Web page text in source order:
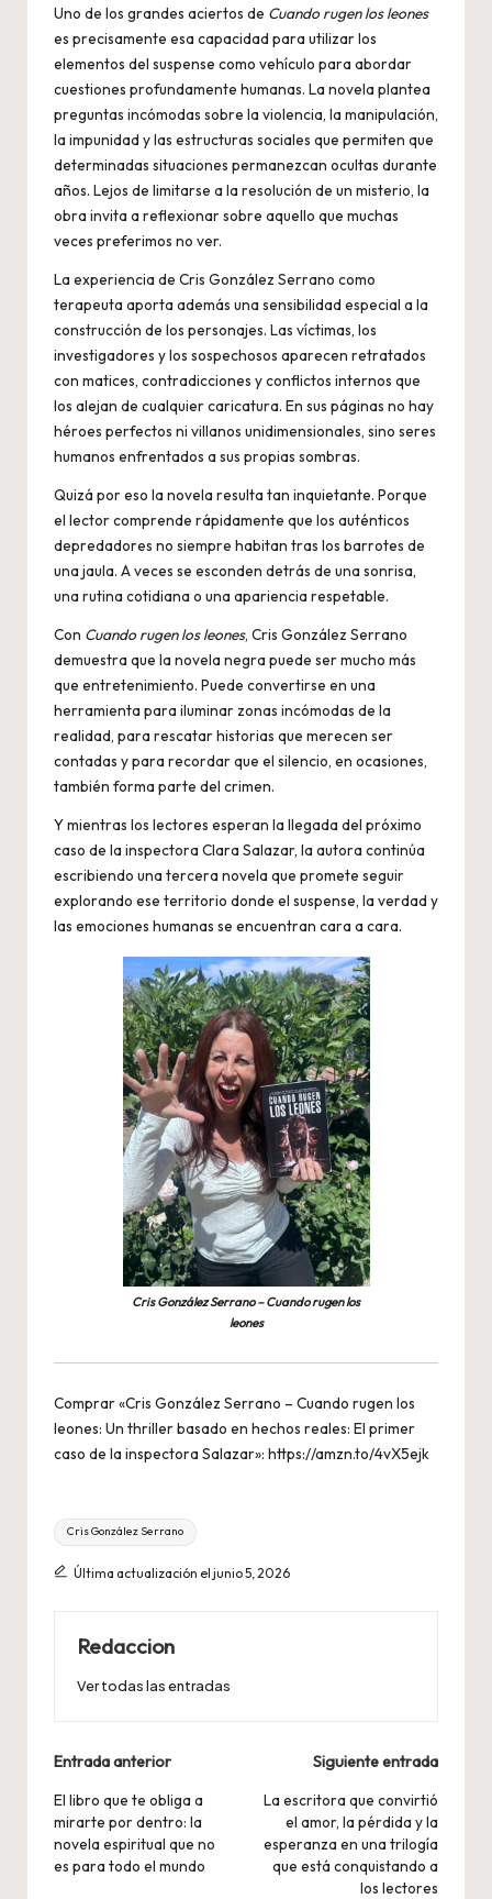
Uno de los grandes aciertos de Cuando rugen los leones
es precisamente esa capacidad para utilizar los
elementos del suspense como vehículo para abordar
cuestiones profundamente humanas. La novela plantea
preguntas incómodas sobre la violencia, la manipulación,
la impunidad y las estructuras sociales que permiten que
determinadas situaciones permanezcan ocultas durante
años. Lejos de limitarse a la resolución de un misterio, la
obra invita a reflexionar sobre aquello que muchas
veces preferimos no ver.
La experiencia de Cris González Serrano como
terapeuta aporta además una sensibilidad especial a la
construcción de los personajes. Las víctimas, los
investigadores y los sospechosos aparecen retratados
con matices, contradicciones y conflictos internos que
los alejan de cualquier caricatura. En sus páginas no hay
héroes perfectos ni villanos unidimensionales, sino seres
humanos enfrentados a sus propias sombras.
Quizá por eso la novela resulta tan inquietante. Porque
el lector comprende rápidamente que los auténticos
depredadores no siempre habitan tras los barrotes de
una jaula. A veces se esconden detrás de una sonrisa,
una rutina cotidiana o una apariencia respetable.
Con Cuando rugen los leones, Cris González Serrano
demuestra que la novela negra puede ser mucho más
que entretenimiento. Puede convertirse en una
herramienta para iluminar zonas incómodas de la
realidad, para rescatar historias que merecen ser
contadas y para recordar que el silencio, en ocasiones,
también forma parte del crimen.
Y mientras los lectores esperan la llegada del próximo
caso de la inspectora Clara Salazar, la autora continúa
escribiendo una tercera novela que promete seguir
explorando ese territorio donde el suspense, la verdad y
las emociones humanas se encuentran cara a cara.
Cris González Serrano – Cuando rugen los
leones
Comprar «Cris González Serrano – Cuando rugen los
leones: Un thriller basado en hechos reales: El primer
caso de la inspectora Salazar»: https://amzn.to/4vX5ejk
Etiquetas:
Cris González Serrano
Última actualización el junio 5, 2026
Redaccion
Ver todas las entradas
Navegación
de
entradas
Entrada anterior
El libro que te obliga a
mirarte por dentro: la
novela espiritual que no
es para todo el mundo
Siguiente entrada
La escritora que convirtió
el amor, la pérdida y la
esperanza en una trilogía
que está conquistando a
los lectores